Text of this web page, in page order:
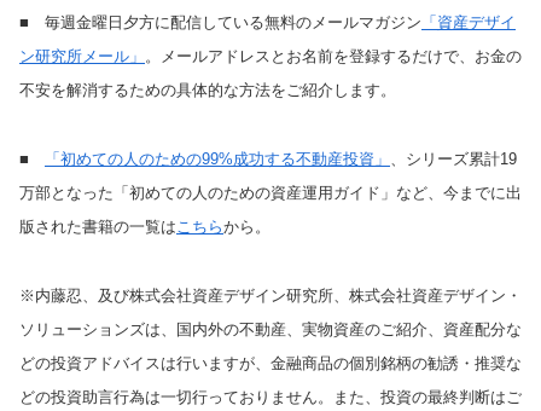
■ 毎週金曜日夕方に配信している無料のメールマガジン 「資産デザイ
ン研究所メール」 。メールアドレスとお名前を登録するだけで、お金の
不安を解消するための具体的な方法をご紹介します。
■ 「初めての人のための99%成功する不動産投資」 、シリーズ累計19
万部となった「初めての人のための資産運用ガイド」など、今までに出
版された書籍の一覧はこちらから。
※内藤忍、及び株式会社資産デザイン研究所、株式会社資産デザイン・
ソリューションズは、国内外の不動産、実物資産のご紹介、資産配分な
どの投資アドバイスは行いますが、金融商品の個別銘柄の勧誘・推奨な
どの投資助言行為は一切行っておりません。また、投資の最終判断はご